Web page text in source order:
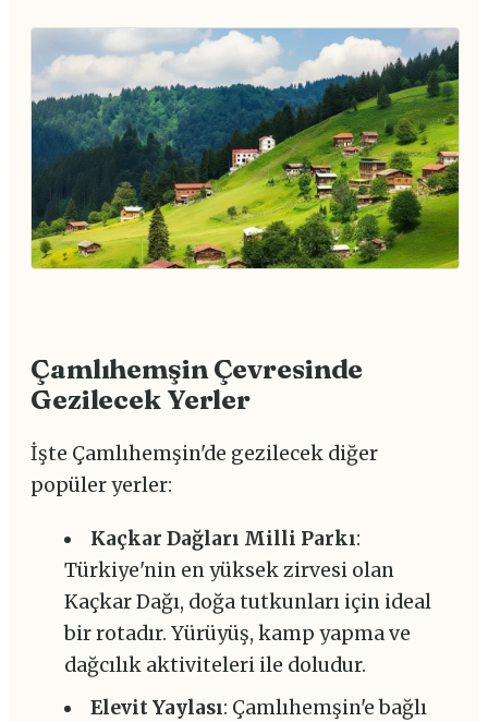
Çamlıhemşin Çevresinde
Gezilecek Yerler
İşte Çamlıhemşin'de gezilecek diğer
popüler yerler:
Kaçkar Dağları Milli Parkı:
Türkiye'nin en yüksek zirvesi olan
Kaçkar Dağı, doğa tutkunları için ideal
bir rotadır. Yürüyüş, kamp yapma ve
dağcılık aktiviteleri ile doludur.
Elevit Yaylası: Çamlıhemşin'e bağlı